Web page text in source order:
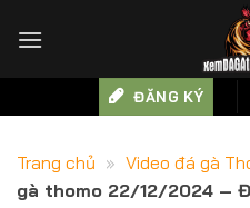
ĐĂNG KÝ
Trang chủ » Video đá gà
gà thomo 22/12/2024 –